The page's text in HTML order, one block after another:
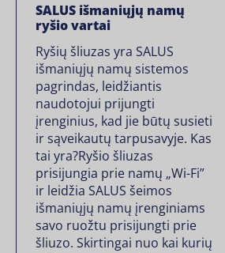
SALUS išmaniųjų namų
ryšio vartai
Ryšių šliuzas yra SALUS
išmaniųjų namų sistemos
pagrindas, leidžiantis
naudotojui prijungti
įrenginius, kad jie būtų susieti
ir sąveikautų tarpusavyje. Kas
tai yra?Ryšio šliuzas
prisijungia prie namų „Wi-Fi”
ir leidžia SALUS šeimos
išmaniųjų namų įrenginiams
savo ruožtu prisijungti prie
šliuzo. Skirtingai nuo kai kurių